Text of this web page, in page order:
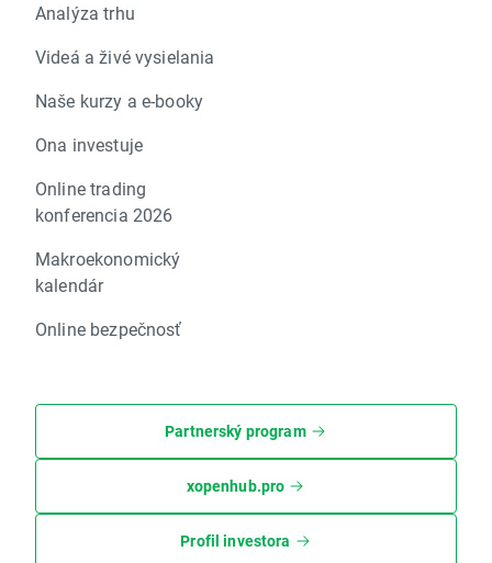
Analýza trhu
Videá a živé vysielania
Naše kurzy a e-booky
Ona investuje
Online trading
konferencia 2026
Makroekonomický
kalendár
Online bezpečnosť
Partnerský program
xopenhub.pro
Profil investora